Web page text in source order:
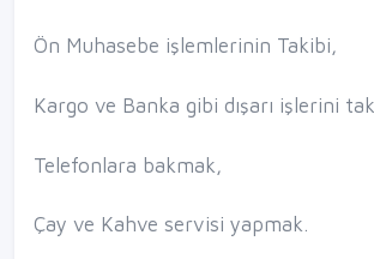
Ön Muhasebe işlemlerinin Takibi,
Kargo ve Banka gibi dışarı işlerini
Telefonlara bakmak,
Çay ve Kahve servisi yapmak.